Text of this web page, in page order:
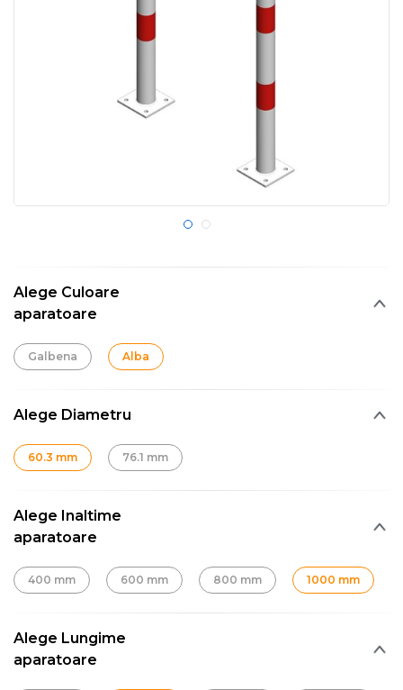
Alege Culoare
aparatoare
Galbena Alba
Alege Diametru
60.3 mm 76.1 mm
Alege Inaltime
aparatoare
400 mm 600 mm 800 mm 1000 mm
Alege Lungime
aparatoare